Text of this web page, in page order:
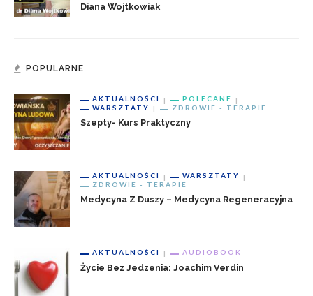
Diana Wojtkowiak
POPULARNE
AKTUALNOŚCI
POLECANE
WARSZTATY
ZDROWIE - TERAPIE
Szepty- Kurs Praktyczny
AKTUALNOŚCI
WARSZTATY
ZDROWIE - TERAPIE
Medycyna Z Duszy – Medycyna Regeneracyjna
AKTUALNOŚCI AUDIOBOOK
Życie Bez Jedzenia: Joachim Verdin